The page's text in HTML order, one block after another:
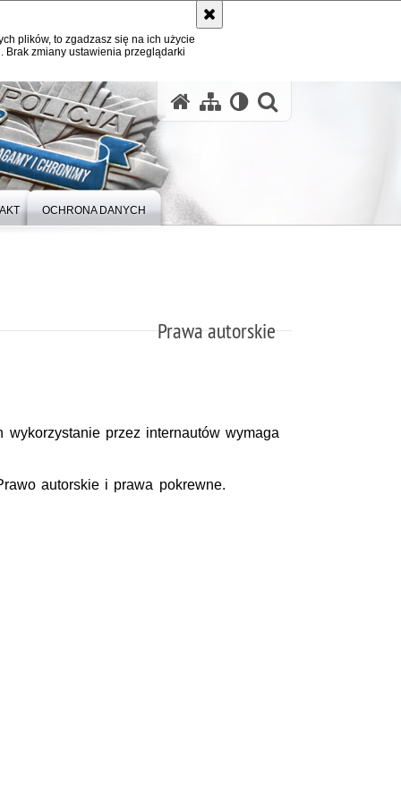
plików, to zgadzasz się na ich użycie
zmiany ustawienia przeglądarki
OCHRONA DANYCH
Prawa autorskie
przez internautów wymaga
autorskie i prawa pokrewne.